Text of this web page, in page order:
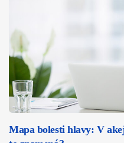
Mapa bolesti hlavy: V